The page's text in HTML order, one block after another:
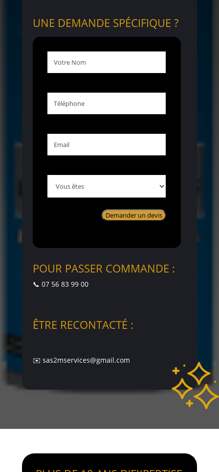
UNE DEMANDE SPÉCIFIQUE ?
Nom
êtes
POUR PASSER COMMANDE :
📞 07 56 83 99 00
ÊTRE RECONTACTÉ :
✉️ sas2mservices@gmail.com